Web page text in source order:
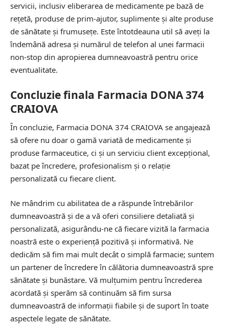
servicii, inclusiv eliberarea de medicamente pe bază de
rețetă, produse de prim-ajutor, suplimente și alte produse
de sănătate și frumusețe. Este întotdeauna util să aveți la
îndemână adresa și numărul de telefon al unei farmacii
non-stop din apropierea dumneavoastră pentru orice
eventualitate.
Concluzie finala Farmacia DONA 374
CRAIOVA
În concluzie, Farmacia DONA 374 CRAIOVA se angajează
să ofere nu doar o gamă variată de medicamente și
produse farmaceutice, ci și un serviciu client excepțional,
bazat pe încredere, profesionalism și o relație
personalizată cu fiecare client.
Ne mândrim cu abilitatea de a răspunde întrebărilor
dumneavoastră și de a vă oferi consiliere detaliată și
personalizată, asigurându-ne că fiecare vizită la farmacia
noastră este o experiență pozitivă și informativă. Ne
dedicăm să fim mai mult decât o simplă farmacie; suntem
un partener de încredere în călătoria dumneavoastră spre
sănătate și bunăstare. Vă mulțumim pentru încrederea
acordată și sperăm să continuăm să fim sursa
dumneavoastră de informații fiabile și de suport în toate
aspectele legate de sănătate.